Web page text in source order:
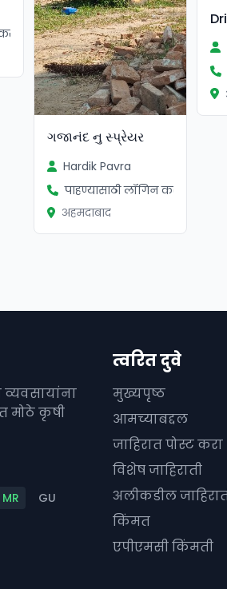
ગજાનંદ નુ સ્પ્રેયર
Hardik Pavra
पाहण्यासाठी लॉगिन करा
अहमदाबाद
मोठे कृषी
MR GU
त्वरित दुवे
मुख्यपृष्ठ
आमच्याबद्दल
जाहिरात पोस्ट करा
विशेष जाहिराती
अलीकडील
किंमत
एपीएमसी किंमती